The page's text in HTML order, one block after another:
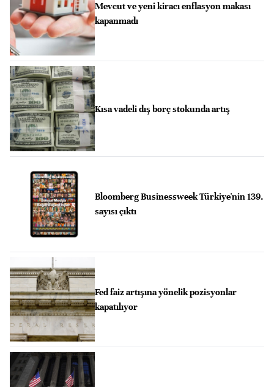
Mevcut ve yeni kiracı enflasyon makası
kapanmadı
Kısa vadeli dış borç stokunda artış
Bloomberg Businessweek Türkiye'nin 139.
sayısı çıktı
Fed faiz artışına yönelik pozisyonlar
kapatılıyor